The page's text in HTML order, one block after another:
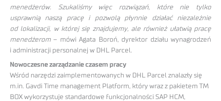
menedżerów. Szukaliśmy więc rozwiązań, które nie tylko
usprawnią naszą pracę i pozwolą płynnie działać niezależnie
od lokalizacji, w której się znajdujemy, ale również ułatwią pracę
menedżerom – mówi Agata Boroń, dyrektor działu wynagrodzeń
i administracji personalnej w DHL Parcel.
Nowoczesne zarządzanie czasem pracy
Wśród narzędzi zaimplementowanych w DHL Parcel znalazły się
m.in. Gavdi Time management Platform, który wraz z pakietem TM
BOX wykorzystuje standardowe funkcjonalności SAP HCM,